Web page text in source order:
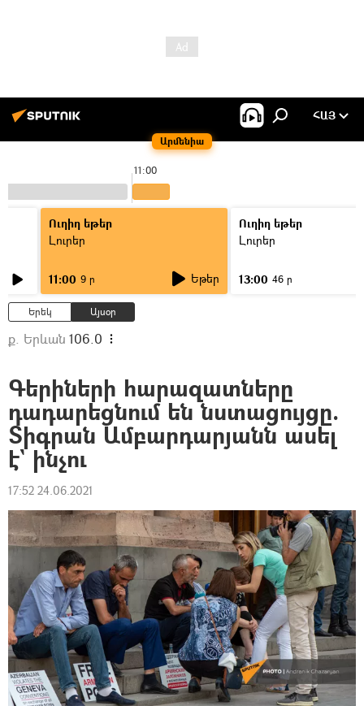
Արմենիա
ՀԱՅ
11:00
Ուղիղ եթեր
Լուրեր
11:00 9 ր Եթեր
Ուղիղ եթեր
Լուրեր
13:00 46 ր
Երեկ Այսօր
ք. Երևան 106.0
Գերիների հարազատները
դադարեցնում են նստացույցը.
Տիգրան Ամբարդարյանն ասել
է` ինչու
17:52 24.06.2021